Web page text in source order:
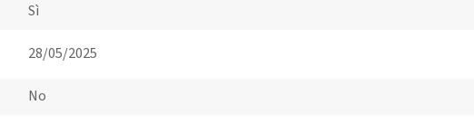
Sì
28/05/2025
No